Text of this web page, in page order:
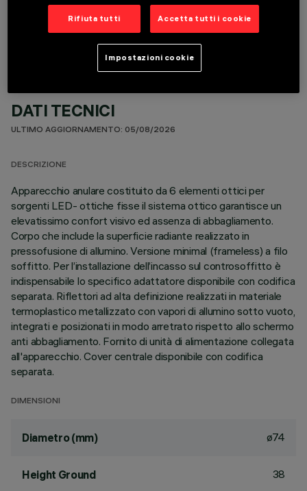
COMPONENTI OPZIONALI
DATI TECNICI
ULTIMO AGGIORNAMENTO: 05/08/2026
DESCRIZIONE
Apparecchio anulare costituito da 6 elementi ottici per
sorgenti LED- ottiche fisse il sistema ottico garantisce un
elevatissimo confort visivo ed assenza di abbagliamento.
Corpo che include la superficie radiante realizzato in
pressofusione di allumino. Versione minimal (frameless) a filo
soffitto. Per l’installazione dell’incasso sul controsoffitto è
indispensabile lo specifico adattatore disponibile con codifica
separata. Riflettori ad alta definizione realizzati in materiale
termoplastico metallizzato con vapori di allumino sotto vuoto,
integrati e posizionati in modo arretrato rispetto allo schermo
anti abbagliamento. Fornito di unità di alimentazione collegata
all'apparecchio. Cover centrale disponibile con codifica
separata.
DIMENSIONI
Diametro (mm) ø74
Height Ground 38
Rifiuta tutti Accetta tutti i cookie
Impostazioni cookie